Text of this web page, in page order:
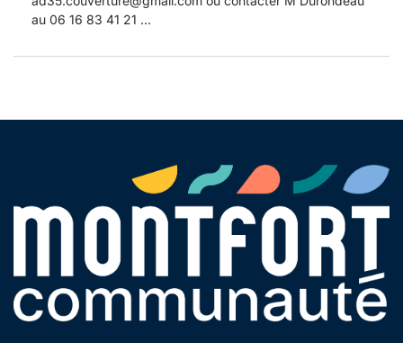
au 06 16 83 41 21 ...